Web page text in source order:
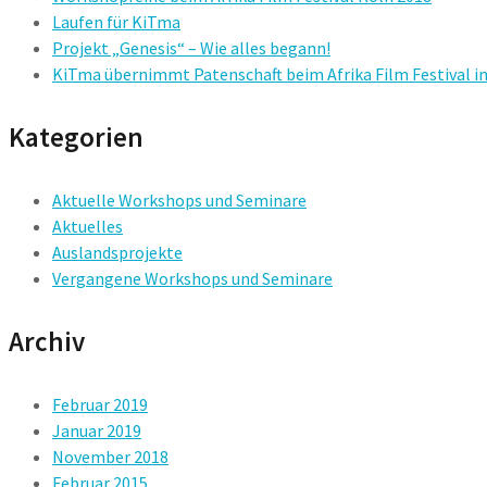
Laufen für KiTma
Projekt „Genesis“ – Wie alles begann!
KiTma übernimmt Patenschaft beim Afrika Film Festival
Kategorien
Aktuelle Workshops und Seminare
Aktuelles
Auslandsprojekte
Vergangene Workshops und Seminare
Archiv
Februar 2019
Januar 2019
November 2018